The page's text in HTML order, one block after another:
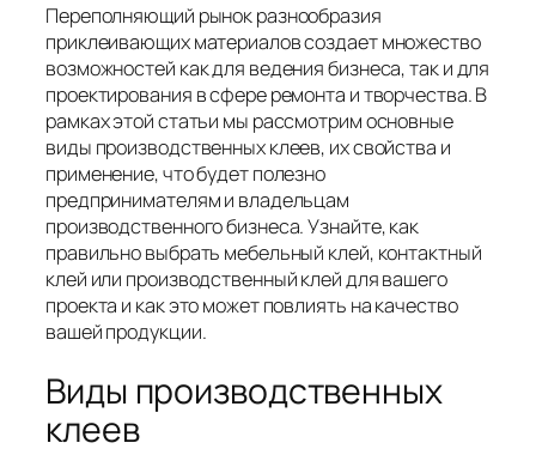
Переполняющий рынок разнообразия
приклеивающих материалов создает множество
возможностей как для ведения бизнеса, так и для
проектирования в сфере ремонта и творчества. В
рамках этой статьи мы рассмотрим основные
виды производственных клеев, их свойства и
применение, что будет полезно
предпринимателям и владельцам
производственного бизнеса. Узнайте, как
правильно выбрать мебельный клей, контактный
клей или производственный клей для вашего
проекта и как это может повлиять на качество
вашей продукции.
Виды производственных
клеев